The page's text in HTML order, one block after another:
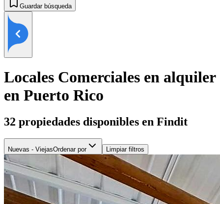
Guardar búsqueda
Locales Comerciales en alquiler
en Puerto Rico
32 propiedades disponibles en Findit
Nuevas - ViejasOrdenar por Limpiar filtros